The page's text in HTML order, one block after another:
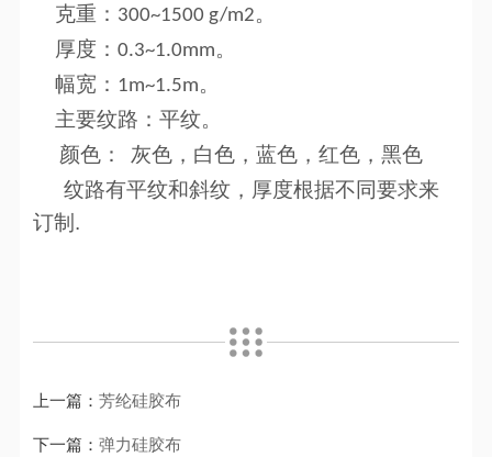
克重： 300~1500 g/m2。
厚度：0.3~1.0mm。
幅宽： 1m~1.5m。
主要纹路：平纹。
颜色：
灰色，白色，蓝色，红色，黑色
纹路有平纹和斜纹，厚度根据不同要求来
订制 .
上一篇：芳纶硅胶布
下一篇：弹力硅胶布